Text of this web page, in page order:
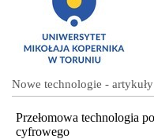
Nowe technologie - artykuły
Przełomowa technologia
cyfrowego